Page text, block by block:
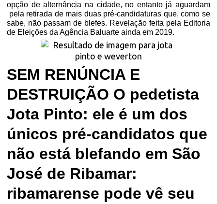
opção de alternância na cidade, no entanto já aguardam
pela retirada de mais duas pré-candidaturas que, como se
sabe, não passam de blefes. Revelação feita pela Editoria
de Eleições da Agência Baluarte ainda em 2019.
SEM RENÚNCIA E
DESTRUIÇÃO O pedetista
Jota Pinto: ele é um dos
únicos pré-candidatos que
não está blefando em São
José de Ribamar:
ribamarense pode vê seu